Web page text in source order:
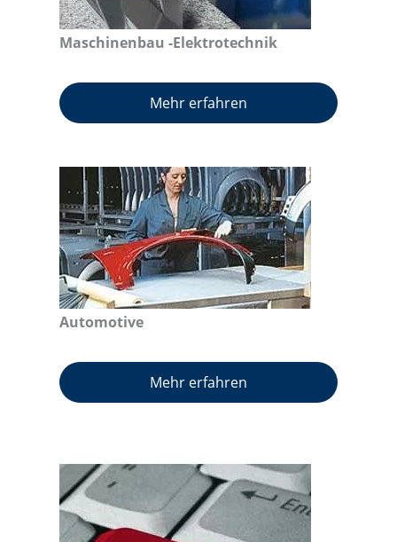
Maschinenbau -Elektrotechnik
Mehr erfahren
Automotive
Mehr erfahren